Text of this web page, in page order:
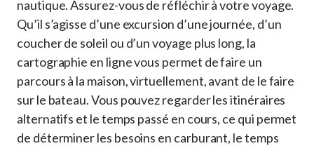
nautique. Assurez-vous de réfléchir à votre voyage.
Qu’il s’agisse d’une excursion d’une journée, d’un
coucher de soleil ou d’un voyage plus long, la
cartographie en ligne vous permet de faire un
parcours à la maison, virtuellement, avant de le faire
sur le bateau. Vous pouvez regarder les itinéraires
alternatifs et le temps passé en cours, ce qui permet
de déterminer les besoins en carburant, le temps